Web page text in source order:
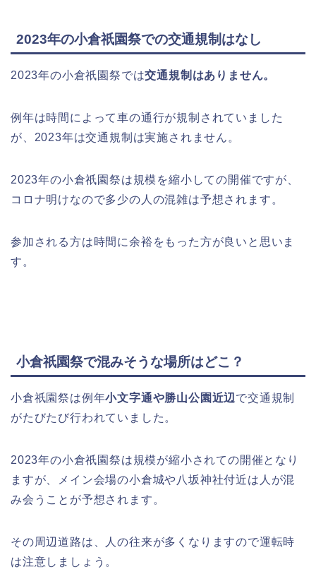
2023年の小倉祇園祭での交通規制はなし
2023年の小倉祇園祭では交通規制はありません。
例年は時間によって車の通行が規制されていました
が、2023年は交通規制は実施されません。
2023年の小倉祇園祭は規模を縮小しての開催ですが、
コロナ明けなので多少の人の混雑は予想されます。
参加される方は時間に余裕をもった方が良いと思いま
す。
小倉祇園祭で混みそうな場所はどこ？
小倉祇園祭は例年小文字通や勝山公園近辺で交通規制
がたびたび行われていました。
2023年の小倉祇園祭は規模が縮小されての開催となり
ますが、メイン会場の小倉城や八坂神社付近は人が混
み会うことが予想されます。
その周辺道路は、人の往来が多くなりますので運転時
は注意しましょう。